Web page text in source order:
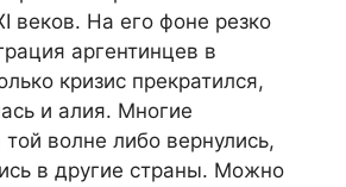
веков. На его фоне резко
аргентинцев в
кризис прекратился,
и алия. Многие
волне либо вернулись,
в другие страны. Можно